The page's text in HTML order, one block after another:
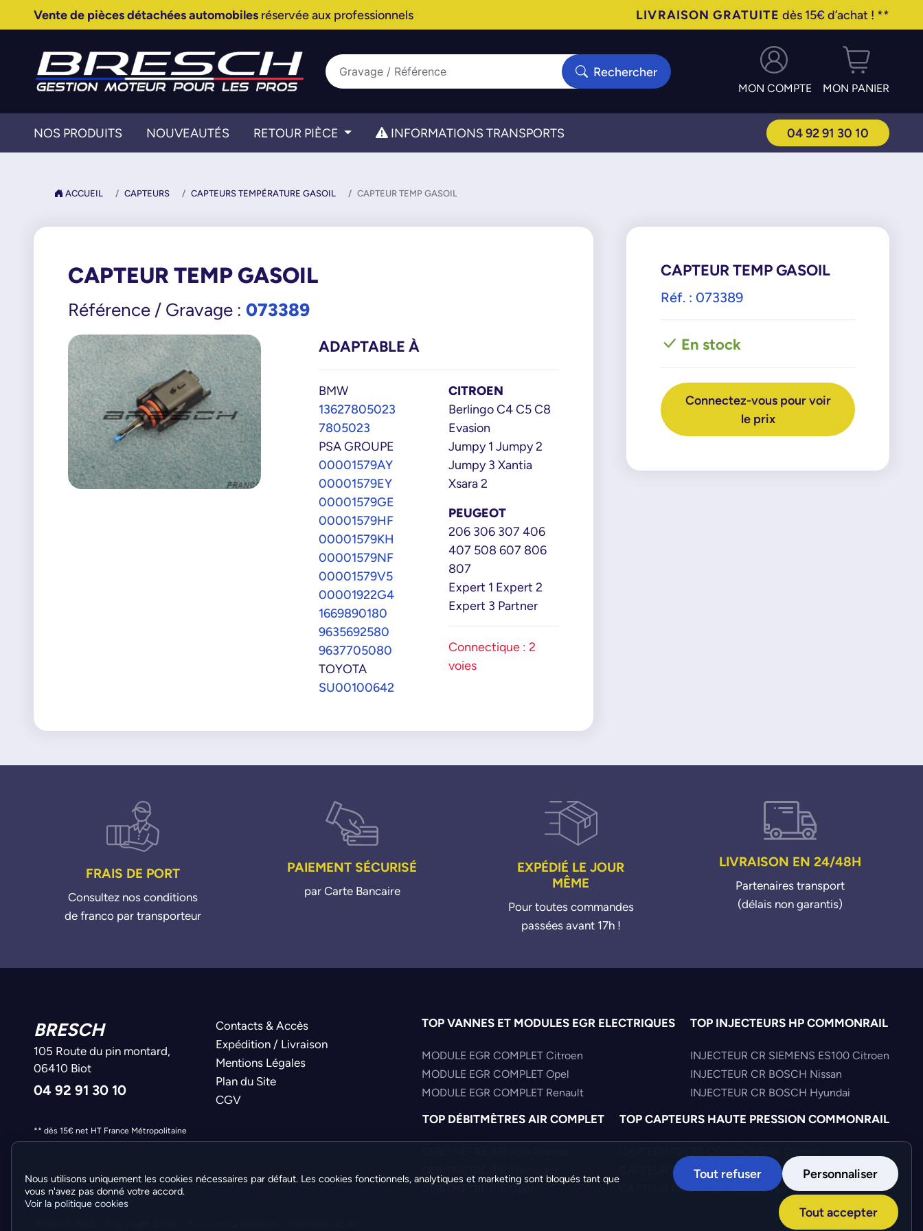
Vente de pièces détachées automobilesréservée aux professionnels LIVRAISON GRATUITE dès 15€ d’achat ! **
Rechercher
MON COMPTE MON PANIER
NOS PRODUITS NOUVEAUTÉS RETOUR PIÈCE INFORMATIONS TRANSPORTS 04 92 91 30 10
ACCUEIL CAPTEURS CAPTEURS TEMPÉRATURE GASOIL CAPTEUR TEMP GASOIL
CAPTEUR TEMP GASOIL
Référence / Gravage : 073389
ADAPTABLE À
BMW
13627805023
7805023
PSA GROUPE
00001579AY
00001579EY
00001579GE
00001579HF
00001579KH
00001579NF
00001579V5
00001922G4
1669890180
9635692580
9637705080
TOYOTA
SU00100642
CITROEN
Berlingo C4 C5 C8
Evasion
Jumpy 1 Jumpy 2
Jumpy 3 Xantia
Xsara 2
PEUGEOT
206 306 307 406
407 508 607 806
807
Expert 1 Expert 2
Expert 3 Partner
Connectique : 2
voies
CAPTEUR TEMP GASOIL
Réf. : 073389
En stock
Connectez-vous pour voir
le prix
FRAIS DE PORT
Consultez nos conditions
de franco par transporteur
PAIEMENT SÉCURISÉ
par Carte Bancaire
EXPÉDIÉ LE JOUR
MÊME
Pour toutes commandes
passées avant 17h !
LIVRAISON EN 24/48H
Partenaires transport
(délais non garantis)
BRESCH
105 Route du pin montard,
06410 Biot
04 92 91 30 10
Contacts & Accès
Expédition / Livraison
Mentions Légales
Plan du Site
CGV
** dès 15€ net HT France Métropolitaine
TOP VANNES ET MODULES EGR ELECTRIQUES
MODULE EGR COMPLET Citroen
MODULE EGR COMPLET Opel
MODULE EGR COMPLET Renault
TOP INJECTEURS HP COMMONRAIL
INJECTEUR CR SIEMENS ES100 Citroen
INJECTEUR CR BOSCH Nissan
INJECTEUR CR BOSCH Hyundai
TOP DÉBITMÈTRES AIR COMPLET
DEBITMETRE AIR Opel
TOP CAPTEURS HAUTE PRESSION COMMONRAIL
CAPTEUR PRESS COMMONRAIL Mercedes
CAPTEUR PRESS COMMONRAIL Fiat
Création :
Nous utilisons uniquement les cookies nécessaires par défaut. Les cookies fonctionnels, analytiques et marketing sont bloqués tant que
vous n'avez pas donné votre accord.
Voir la politique cookies
Tout refuser Personnaliser
Tout accepter